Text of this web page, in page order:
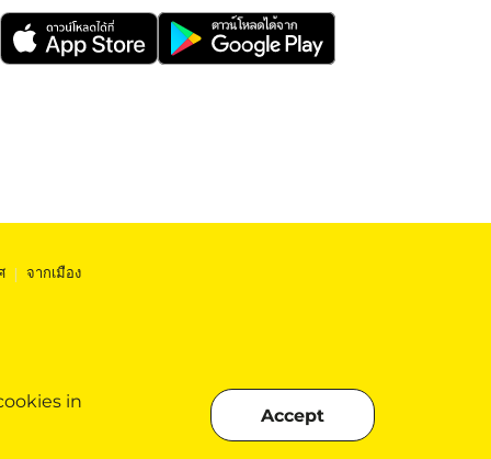
in
Accept
| จากเมือง